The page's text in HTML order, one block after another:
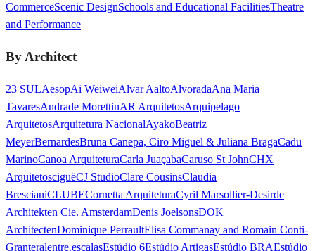
CommerceScenic DesignSchools and Educational FacilitiesTheatre
and Performance
By Architect
23 SULAesopAi WeiweiAlvar AaltoAlvoradaAna Maria
TavaresAndrade MorettinAR ArquitetosArquipelago
ArquitetosArquitetura NacionalAyakoBeatriz
MeyerBernardesBruna Canepa, Ciro Miguel & Juliana BragaCadu
MarinoCanoa ArquiteturaCarla JuaçabaCaruso St JohnCHX
ArquitetosciguëCJ StudioClare CousinsClaudia
BrescianiCLUBECornetta ArquiteturaCyril Marsollier-Desirde
Architekten Cie. AmsterdamDenis JoelsonsDOK
ArchitectenDominique PerraultElisa Commanay and Romain Conti-
Granteralentre.escalasEstúdio 6Estúdio ArtigasEstúdio BRAEstúdio